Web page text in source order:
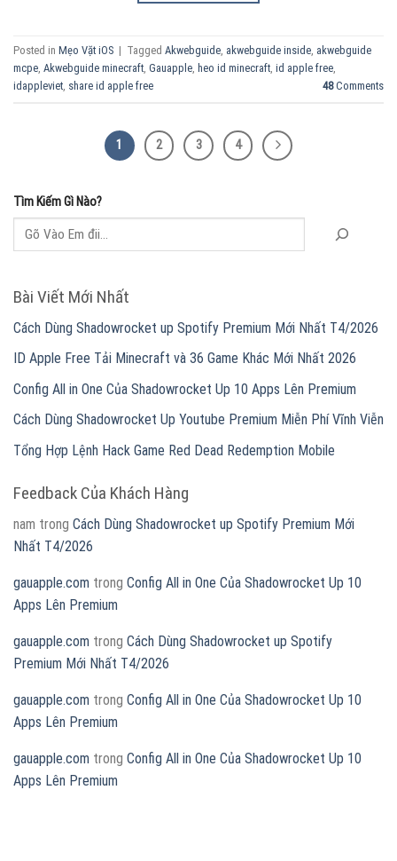
Posted in Mẹo Vặt iOS | Tagged Akwebguide, akwebguide inside, akwebguide
mcpe, Akwebguide minecraft, Gauapple, heo id minecraft, id apple free,
idappleviet, share id apple free 48Comments
1 2 3 4
Tìm Kiếm Gì Nào?
Bài Viết Mới Nhất
Cách Dùng Shadowrocket up Spotify Premium Mới Nhất T4/2026
ID Apple Free Tải Minecraft và 36 Game Khác Mới Nhất 2026
Config All in One Của Shadowrocket Up 10 Apps Lên Premium
Cách Dùng Shadowrocket Up Youtube Premium Miễn Phí Vĩnh Viễn
Tổng Hợp Lệnh Hack Game Red Dead Redemption Mobile
Feedback Của Khách Hàng
nam trong Cách Dùng Shadowrocket up Spotify Premium Mới
Nhất T4/2026
gauapple.com trong Config All in One Của Shadowrocket Up 10
Apps Lên Premium
gauapple.com trong Cách Dùng Shadowrocket up Spotify
Premium Mới Nhất T4/2026
gauapple.com trong Config All in One Của Shadowrocket Up 10
Apps Lên Premium
gauapple.com trong Config All in One Của Shadowrocket Up 10
Apps Lên Premium